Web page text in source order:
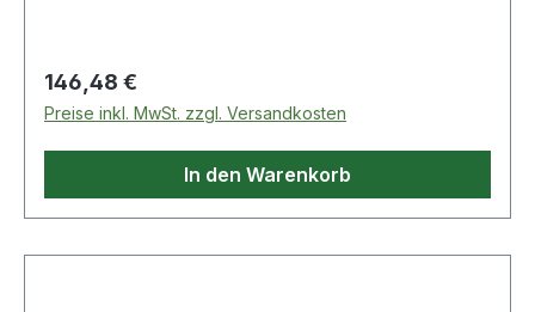
Regulärer Preis:
146,48 €
Preise inkl. MwSt. zzgl. Versandkosten
In den Warenkorb